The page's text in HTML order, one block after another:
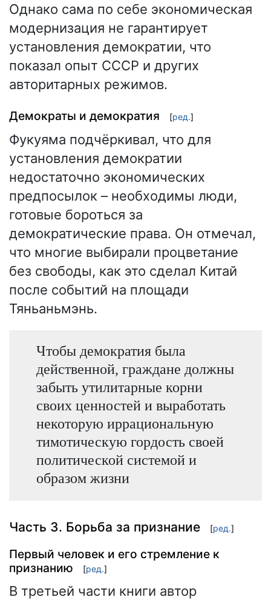
Однако сама по себе экономическая
модернизация не гарантирует
установления демократии, что
показал опыт СССР и других
авторитарных режимов.
Демократы и демократия [ред.]
Фукуяма подчёркивал, что для
установления демократии
недостаточно экономических
предпосылок – необходимы люди,
готовые бороться за
демократические права. Он отмечал,
что многие выбирали процветание
без свободы, как это сделал Китай
после событий на площади
Тяньаньмэнь.
Чтобы демократия была
действенной, граждане должны
забыть утилитарные корни
своих ценностей и выработать
некоторую иррациональную
тимотическую гордость своей
политической системой и
образом жизни
Часть 3. Борьба за признание [ред.]
Первый человек и его стремление к
признанию
[ред.]
В третьей части книги автор